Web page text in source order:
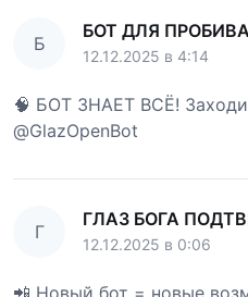
Б
БОТ ДЛЯ
12.12.2025 в 4:14
🧠 БОТ ЗНАЕТ ВСЁ!
@GlazOpenBot
Г
ГЛАЗ БОГА
12.12.2025 в 0:06
📲 Новый бот = новые